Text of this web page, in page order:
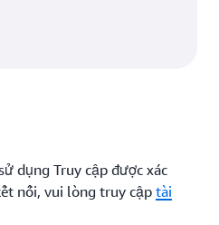
dụng Truy cập được xác
nối, vui lòng truy cập tài